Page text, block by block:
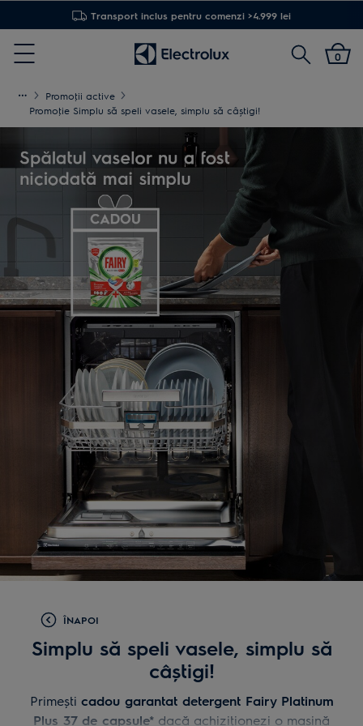
Transport inclus pentru comenzi >4.999 lei
Menu
Cautare0
Promoţii active
Promoţie Simplu să speli vasele, simplu să câștigi!
ÎNAPOI
Simplu să speli vasele, simplu să
câștigi!
Primești cadou garantat detergent Fairy Platinum
Plus 37 de capsule* dacă achiziţionezi o mașină